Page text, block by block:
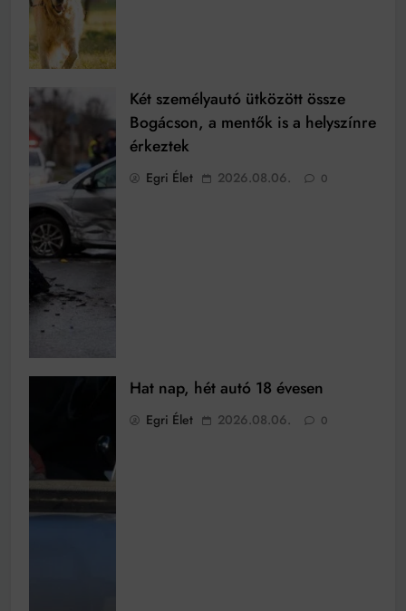
Két személyautó ütközött össze
Bogácson, a mentők is a helyszínre
érkeztek
Egri Élet 2026.08.06. 0
Hat nap, hét autó 18 évesen
Egri Élet 2026.08.06. 0